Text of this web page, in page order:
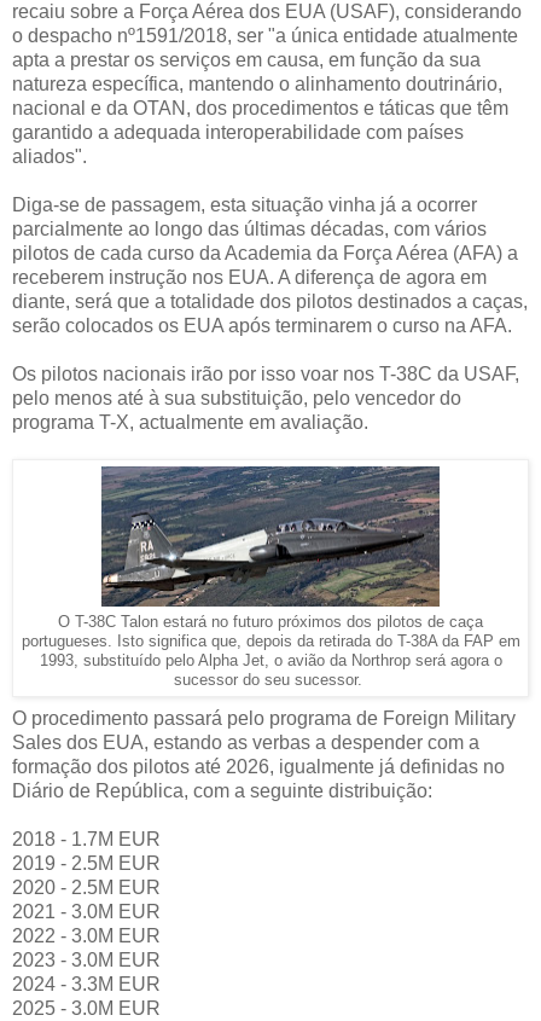
recaiu sobre a Força Aérea dos EUA (USAF), considerando
o despacho nº1591/2018, ser "a única entidade atualmente
apta a prestar os serviços em causa, em função da sua
natureza específica, mantendo o alinhamento doutrinário,
nacional e da OTAN, dos procedimentos e táticas que têm
garantido a adequada interoperabilidade com países
aliados".
Diga-se de passagem, esta situação vinha já a ocorrer
parcialmente ao longo das últimas décadas, com vários
pilotos de cada curso da Academia da Força Aérea (AFA) a
receberem instrução nos EUA. A diferença de agora em
diante, será que a totalidade dos pilotos destinados a caças,
serão colocados os EUA após terminarem o curso na AFA.
Os pilotos nacionais irão por isso voar nos T-38C da USAF,
pelo menos até à sua substituição, pelo vencedor do
programa T-X, actualmente em avaliação.
O T-38C Talon estará no futuro próximos dos pilotos de caça
portugueses. Isto significa que, depois da retirada do T-38A da FAP em
1993, substituído pelo Alpha Jet, o avião da Northrop será agora o
sucessor do seu sucessor.
O procedimento passará pelo programa de Foreign Military
Sales dos EUA, estando as verbas a despender com a
formação dos pilotos até 2026, igualmente já definidas no
Diário de República, com a seguinte distribuição:
2018 - 1.7M EUR
2019 - 2.5M EUR
2020 - 2.5M EUR
2021 - 3.0M EUR
2022 - 3.0M EUR
2023 - 3.0M EUR
2024 - 3.3M EUR
2025 - 3.0M EUR